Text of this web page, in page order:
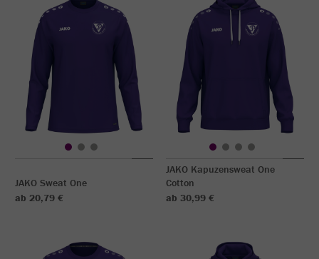
JAKO Sweat One
ab 20,79 €
JAKO Kapuzensweat One
Cotton
ab 30,99 €